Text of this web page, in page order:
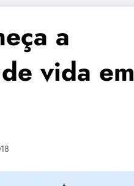
a
vida em